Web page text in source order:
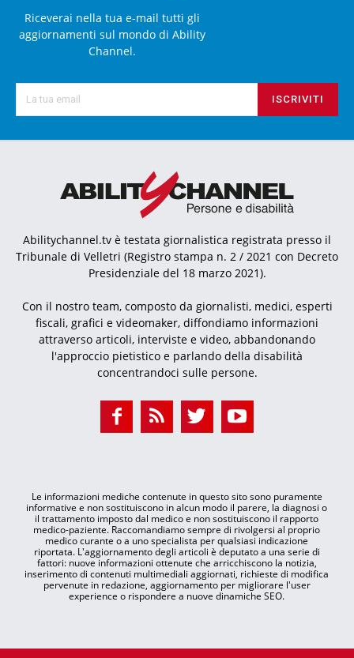
Riceverai nella tua e-mail tutti gli
aggiornamenti sul mondo di Ability
Channel.
ISCRIVITI
Abilitychannel.tv è testata giornalistica registrata presso il
Tribunale di Velletri (Registro stampa n. 2 / 2021 con Decreto
Presidenziale del 18 marzo 2021).
Con il nostro team, composto da giornalisti, medici, esperti
fiscali, grafici e videomaker, diffondiamo informazioni
attraverso articoli, interviste e video, abbandonando
l'approccio pietistico e parlando della disabilità
concentrandoci sulle persone.
Le informazioni mediche contenute in questo sito sono puramente
informative e non sostituiscono in alcun modo il parere, la diagnosi o
il trattamento imposto dal medico e non sostituiscono il rapporto
medico-paziente. Raccomandiamo sempre di rivolgersi al proprio
medico curante o a uno specialista per qualsiasi indicazione
riportata. L'aggiornamento degli articoli è deputato a una serie di
fattori: nuove informazioni ottenute che arricchiscono la notizia,
inserimento di contenuti multimediali aggiornati, richieste di modifica
pervenute in redazione, aggiornamento per migliorare l'user
experience o rispondere a nuove dinamiche SEO.